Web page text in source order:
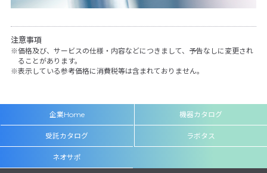
注意事項
価格及び、サービスの仕様・内容などにつきまして、予告なしに変更され
ることがあります。
表示している参考価格に消費税等は含まれておりません。
企業Home 機器カタログ
受託カタログ ラボタス
ネオサポ